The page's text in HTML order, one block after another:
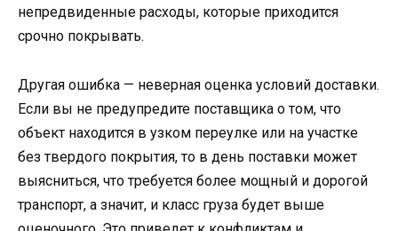
непредвиденные расходы, которые приходится
срочно покрывать.
Другая ошибка — неверная оценка условий доставки.
Если вы не предупредите поставщика о том, что
объект находится в узком переулке или на участке
без твердого покрытия, то в день поставки может
выясниться, что требуется более мощный и дорогой
транспорт, а значит, и класс груза будет выше